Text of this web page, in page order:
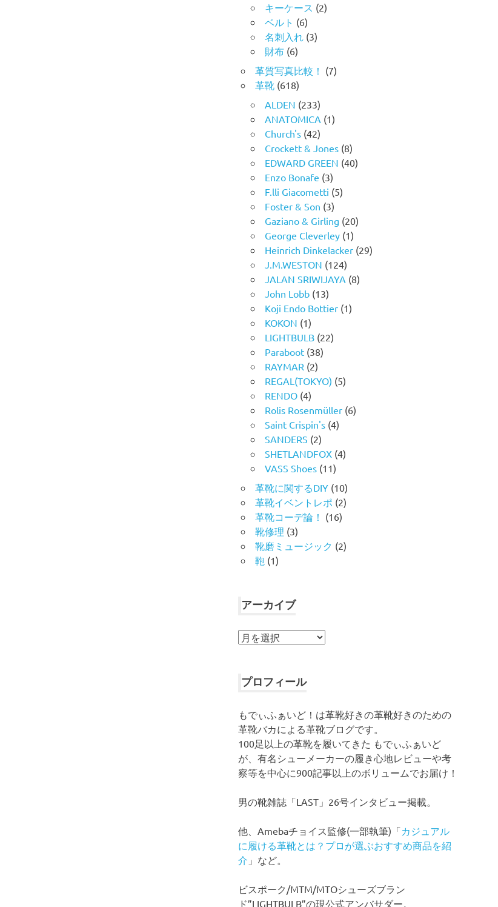
キーケース (2)
ベルト (6)
名刺入れ (3)
財布 (6)
革質写真比較！ (7)
革靴 (618)
ALDEN (233)
ANATOMICA (1)
Church's (42)
Crockett & Jones (8)
EDWARD GREEN (40)
Enzo Bonafe (3)
F.lli Giacometti (5)
Foster & Son (3)
Gaziano & Girling (20)
George Cleverley (1)
Heinrich Dinkelacker (29)
J.M.WESTON (124)
JALAN SRIWIJAYA (8)
John Lobb (13)
Koji Endo Bottier (1)
KOKON (1)
LIGHTBULB (22)
Paraboot (38)
RAYMAR (2)
REGAL(TOKYO) (5)
RENDO (4)
Rolis Rosenmüller (6)
Saint Crispin's (4)
SANDERS (2)
SHETLANDFOX (4)
VASS Shoes (11)
革靴に関するDIY (10)
革靴イベントレポ (2)
革靴コーデ論！ (16)
靴修理 (3)
靴磨ミュージック (2)
鞄 (1)
アーカイブ
ア
イ
プロフィール
もでぃふぁいど！は革靴好きの革靴好きのための
革靴バカによる革靴ブログです。
100足以上の革靴を履いてきた もでぃふぁいど
が、有名シューメーカーの履き心地レビューや考
察等を中心に900記事以上のボリュームでお届け！
男の靴雑誌「LAST」26号インタビュー掲載。
他、Amebaチョイス監修(一部執筆)「カジュアル
に履ける革靴とは？プロが選ぶおすすめ商品を紹
介 」など。
ビスポーク/MTM/MTOシューズブラン
ド”LIGHTBULB”の現公式アンバサダー。